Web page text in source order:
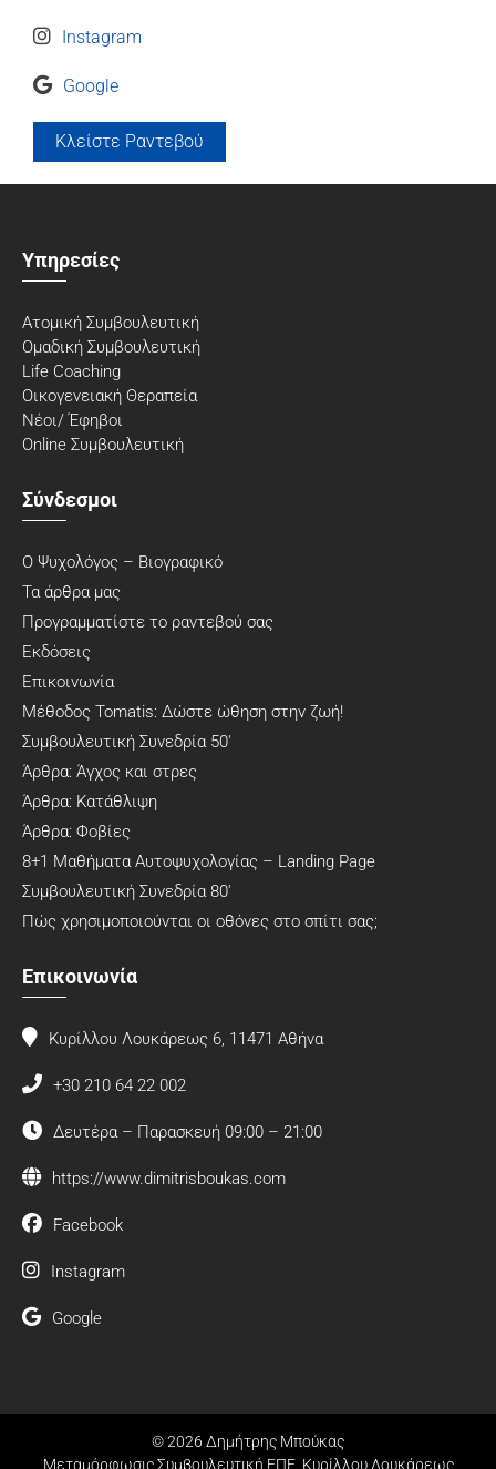
Instagram
Google
Κλείστε Ραντεβού
Υπηρεσίες
Ατομική Συμβουλευτική
Ομαδική Συμβουλευτική
Life Coaching
Οικογενειακή Θεραπεία
Νέοι/ Έφηβοι
Online Συμβουλευτική
Σύνδεσμοι
Ο Ψυχολόγος – Βιογραφικό
Τα άρθρα μας
Προγραμματίστε το ραντεβού σας
Εκδόσεις
Επικοινωνία
Μέθοδος Tomatis: Δώστε ώθηση στην ζωή!
Συμβουλευτική Συνεδρία 50′
Άρθρα: Άγχος και στρες
Άρθρα: Κατάθλιψη
Άρθρα: Φοβίες
8+1 Μαθήματα Αυτοψυχολογίας – Landing Page
Συμβουλευτική Συνεδρία 80′
Πώς χρησιμοποιούνται οι οθόνες στο σπίτι σας;
Επικοινωνία
Κυρίλλου Λουκάρεως 6, 11471 Αθήνα
+30 210 64 22 002
Δευτέρα – Παρασκευή 09:00 – 21:00
https://www.dimitrisboukas.com
Facebook
Instagram
Google
© 2026 Δημήτρης Μπούκας
Μεταμόρφωσις Συμβουλευτική ΕΠΕ, Κυρίλλου Λουκάρεως